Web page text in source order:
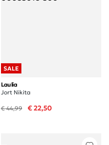
SALE
Laulia
Jort Nikita
€ 44,99 € 22,50